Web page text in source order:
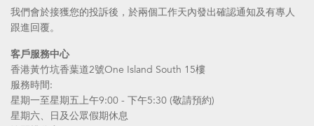
我們會於接獲您的投訴後，於兩個工作天內發出確認通知及有專人
跟進回覆。
客戶服務中心
香港黃竹坑香葉道2號One Island South 15樓
服務時間:
星期一至星期五上午9:00 - 下午5:30 (敬請預約)
星期六、日及公眾假期休息